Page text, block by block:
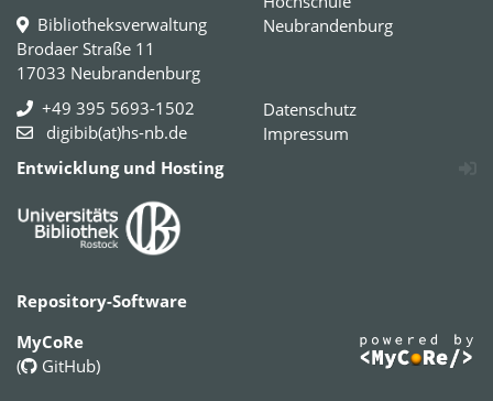
Bibliotheksverwaltung
Brodaer Straße 11
17033 Neubrandenburg
+49 395 5693-1502
digibib(at)hs-nb.de
Neubrandenburg
Datenschutz
Impressum
Entwicklung und Hosting
Repository-Software
MyCoRe
(
GitHub)